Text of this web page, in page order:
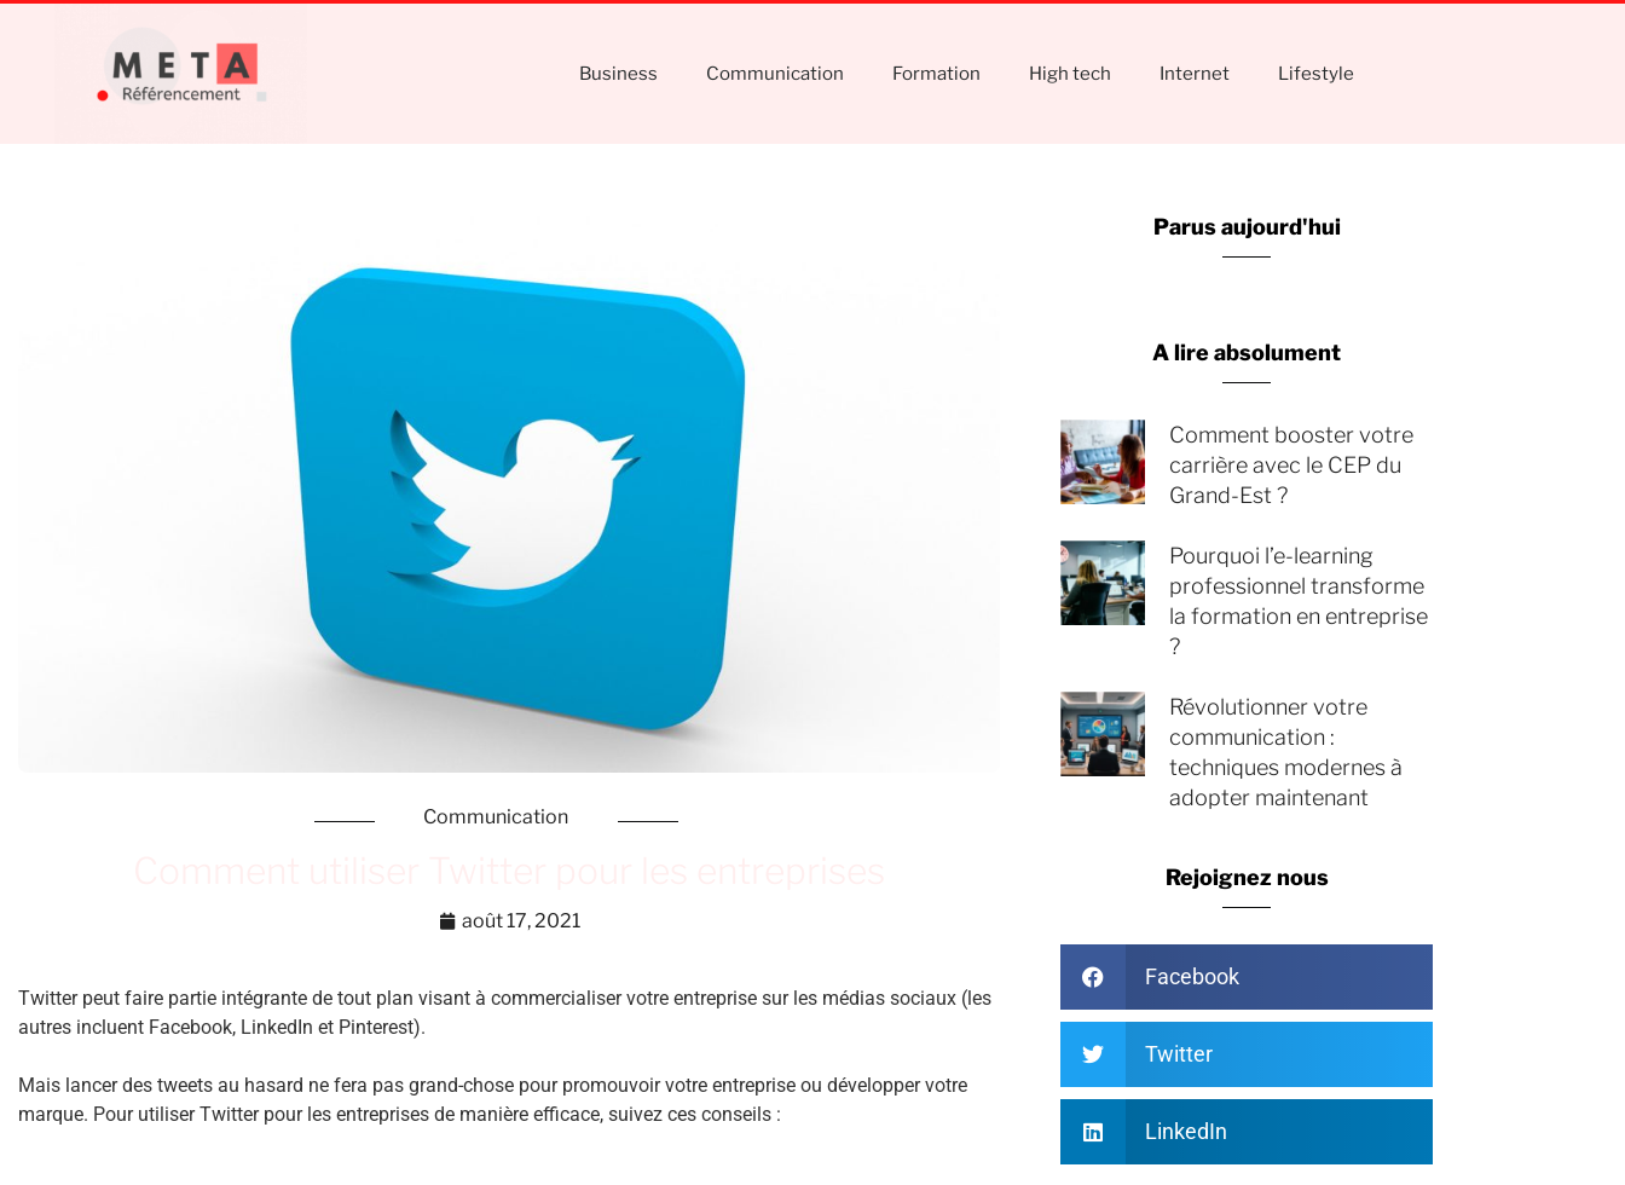
Business Communication Formation High tech Internet Lifestyle
Communication
août 17, 2021
Twitter peut faire partie intégrante de tout plan visant à commercialiser votre entreprise sur les médias sociaux (les
autres incluent Facebook, LinkedIn et Pinterest).
Mais lancer des tweets au hasard ne fera pas grand-chose pour promouvoir votre entreprise ou développer votre
marque. Pour utiliser Twitter pour les entreprises de manière efficace, suivez ces conseils :
Parus aujourd'hui
A lire absolument
Comment booster votre
carrière avec le CEP du
Grand-Est ?
Pourquoi l’e-learning
professionnel transforme
la formation en entreprise
?
Révolutionner votre
communication :
techniques modernes à
adopter maintenant
Rejoignez nous
Facebook
Twitter
LinkedIn